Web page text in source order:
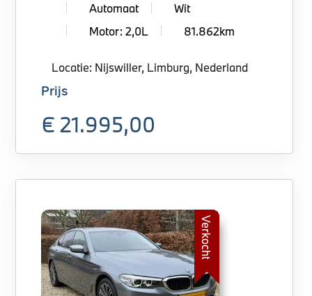
Automaat
Wit
Motor: 2,0L
81.862km
Locatie: Nijswiller, Limburg, Nederland
Prijs
€ 21.995,00
Verkocht